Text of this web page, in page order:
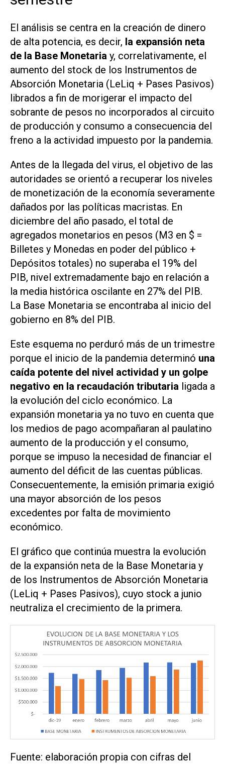
El análisis se centra en la creación de dinero
de alta potencia, es decir, la expansión neta
de la Base Monetaria y, correlativamente, el
aumento del stock de los Instrumentos de
Absorción Monetaria (LeLiq + Pases Pasivos)
librados a fin de morigerar el impacto del
sobrante de pesos no incorporados al circuito
de producción y consumo a consecuencia del
freno a la actividad impuesto por la pandemia.
Antes de la llegada del virus, el objetivo de las
autoridades se orientó a recuperar los niveles
de monetización de la economía severamente
dañados por las políticas macristas. En
diciembre del año pasado, el total de
agregados monetarios en pesos (M3 en $ =
Billetes y Monedas en poder del público +
Depósitos totales) no superaba el 19% del
PIB, nivel extremadamente bajo en relación a
la media histórica oscilante en 27% del PIB.
La Base Monetaria se encontraba al inicio del
gobierno en 8% del PIB.
Este esquema no perduró más de un trimestre
porque el inicio de la pandemia determinó una
caída potente del nivel actividad y un golpe
negativo en la recaudación tributaria ligada a
la evolución del ciclo económico. La
expansión monetaria ya no tuvo en cuenta que
los medios de pago acompañaran al paulatino
aumento de la producción y el consumo,
porque se impuso la necesidad de financiar el
aumento del déficit de las cuentas públicas.
Consecuentemente, la emisión primaria exigió
una mayor absorción de los pesos
excedentes por falta de movimiento
económico.
El gráfico que continúa muestra la evolución
de la expansión neta de la Base Monetaria y
de los Instrumentos de Absorción Monetaria
(LeLiq + Pases Pasivos), cuyo stock a junio
neutraliza el crecimiento de la primera.
Fuente: elaboración propia con cifras del